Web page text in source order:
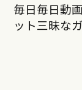
毎日毎日動
ット三昧な